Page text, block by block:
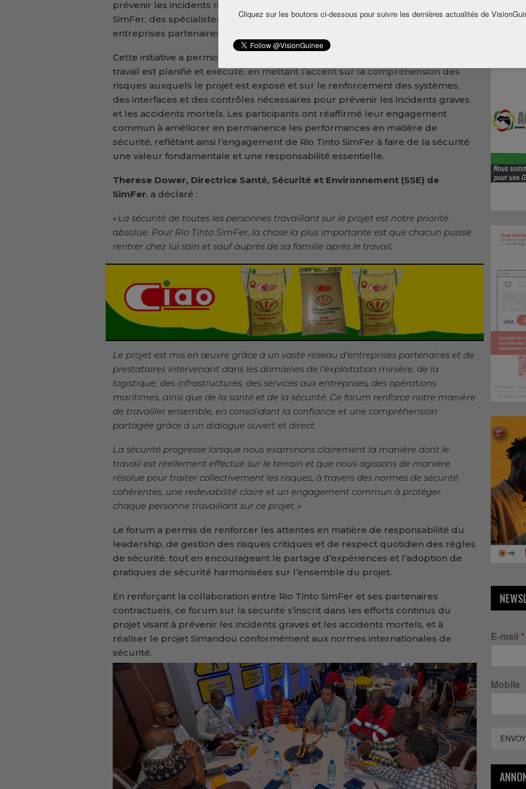
prévenir les incidents mortels ». Le forum a réuni la direction générale de
SimFer, des spécialistes HSE, des managers et employés, ainsi que les
entreprises partenaires intervenant sur l’ensemble du périmètre du projet.
Cette initiative a permis d’instaurer un dialogue ouvert sur la manière dont le
travail est planifié et exécuté, en mettant l’accent sur la compréhension des
risques auxquels le projet est exposé et sur le renforcement des systèmes,
des interfaces et des contrôles nécessaires pour prévenir les incidents graves
et les accidents mortels. Les participants ont réaffirmé leur engagement
commun à améliorer en permanence les performances en matière de
sécurité, reflétant ainsi l’engagement de Rio Tinto SimFer à faire de la sécurité
une valeur fondamentale et une responsabilité essentielle.
Therese Dower, Directrice Santé, Sécurité et Environnement (SSE) de
SimFer, a déclaré :
« La sécurité de toutes les personnes travaillant sur le projet est notre priorité
absolue. Pour Rio Tinto SimFer, la chose la plus importante est que chacun puisse
rentrer chez lui sain et sauf auprès de sa famille après le travail.
Le projet est mis en œuvre grâce à un vaste réseau d’entreprises partenaires et de
prestataires intervenant dans les domaines de l’exploitation minière, de la
logistique, des infrastructures, des services aux entreprises, des opérations
maritimes, ainsi que de la santé et de la sécurité. Ce forum renforce notre manière
de travailler ensemble, en consolidant la confiance et une compréhension
partagée grâce à un dialogue ouvert et direct.
La sécurité progresse lorsque nous examinons clairement la manière dont le
travail est réellement effectué sur le terrain et que nous agissons de manière
résolue pour traiter collectivement les risques, à travers des normes de sécurité
cohérentes, une redevabilité claire et un engagement commun à protéger
chaque personne travaillant sur ce projet. »
Le forum a permis de renforcer les attentes en matière de responsabilité du
leadership, de gestion des risques critiques et de respect quotidien des règles
de sécurité, tout en encourageant le partage d’expériences et l’adoption de
pratiques de sécurité harmonisées sur l’ensemble du projet.
En renforçant la collaboration entre Rio Tinto SimFer et ses partenaires
contractuels, ce forum sur la sécurité s’inscrit dans les efforts continus du
projet visant à prévenir les incidents graves et les accidents mortels, et à
réaliser le projet Simandou conformément aux normes internationales de
sécurité.
E-mail *
Mobile
Cliquez sur les boutons ci-dessous pour suivre les dernières actualités de